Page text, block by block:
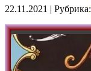
22.11.2021 | Рубрика: